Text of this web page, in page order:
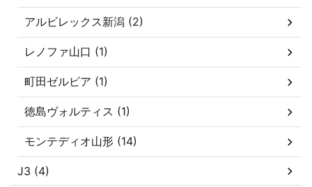
アルビレックス新潟 (2)
レノファ山口 (1)
町田ゼルビア (1)
徳島ヴォルティス (1)
モンテディオ山形 (14)
J3 (4)